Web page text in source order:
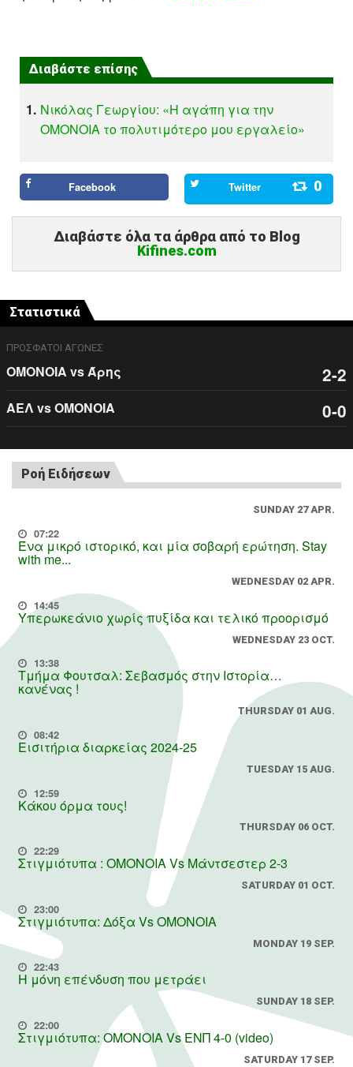
Διαβάστε επίσης
1. Νικόλας Γεωργίου: «Η αγάπη για την
ΟΜΟΝΟΙΑ το πολυτιμότερο μου εργαλείο»
Facebook Twitter 0
Διαβάστε όλα τα άρθρα από το Blog
Kifines.com
Στατιστικά
ΠΡΟΣΦΑΤΟΙ ΑΓΩΝΕΣ
ΟΜΟΝΟΙΑ vs Άρης 2-2
ΑΕΛ vs ΟΜΟΝΟΙΑ 0-0
Ροή Ειδήσεων
SUNDAY 27 APR.
07:22
Ένα μικρό ιστορικό, και μία σοβαρή ερώτηση. Stay
with me...
WEDNESDAY 02 APR.
14:45
Υπερωκεάνιο χωρίς πυξίδα και τελικό προορισμό
WEDNESDAY 23 OCT.
13:38
Τμήμα Φουτσαλ: Σεβασμός στην Ιστορία…
κανένας !
THURSDAY 01 AUG.
08:42
Εισιτήρια διαρκείας 2024-25
TUESDAY 15 AUG.
12:59
Κάκου όρμα τους!
THURSDAY 06 OCT.
22:29
Στιγμιότυπα : ΟΜΟΝΟΙΑ Vs Μάντσεστερ 2-3
SATURDAY 01 OCT.
23:00
Στιγμιότυπα: Δόξα Vs OMONOIA
MONDAY 19 SEP.
22:43
Η μόνη επένδυση που μετράει
SUNDAY 18 SEP.
22:00
Στιγμιότυπα: ΟΜΟΝΟΙΑ Vs ΕΝΠ 4-0 (video)
SATURDAY 17 SEP.